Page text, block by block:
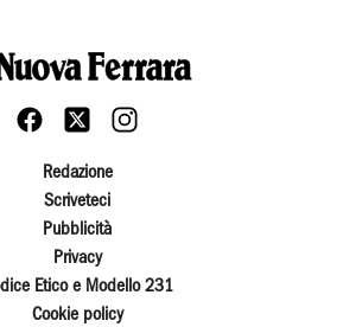
Redazione
Scriveteci
Pubblicità
Privacy
Etico e Modello 231
Cookie policy